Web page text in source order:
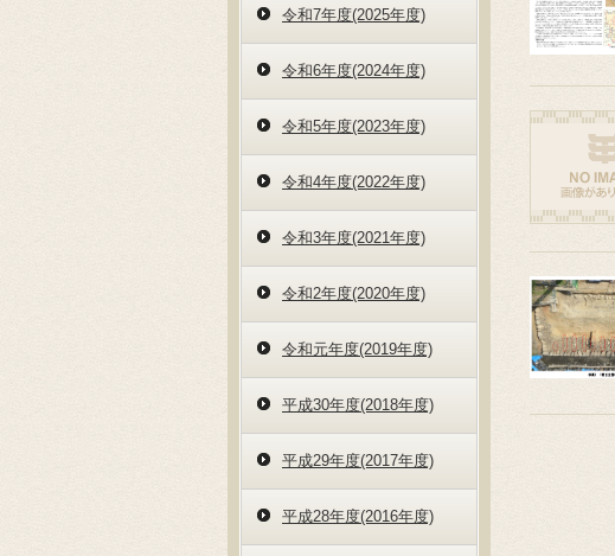
令和7年度(2025年度)
令和6年度(2024年度)
令和5年度(2023年度)
令和4年度(2022年度)
令和3年度(2021年度)
令和2年度(2020年度)
令和元年度(2019年度)
平成30年度(2018年度)
平成29年度(2017年度)
平成28年度(2016年度)